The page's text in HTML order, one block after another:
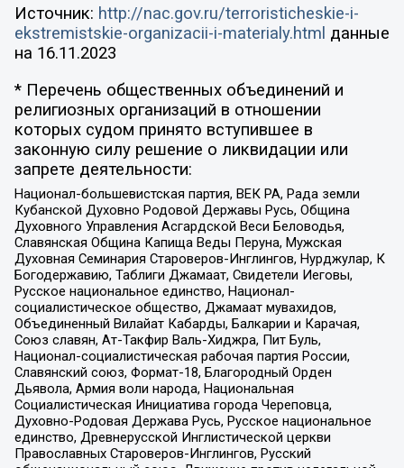
Источник: http://nac.gov.ru/terroristicheskie-i-
ekstremistskie-organizacii-i-materialy.html данные
на 16.11.2023
* Перечень общественных объединений и
религиозных организаций в отношении
которых судом принято вступившее в
законную силу решение о ликвидации или
запрете деятельности:
Национал-большевистская партия, ВЕК РА, Рада земли
Кубанской Духовно Родовой Державы Русь, Община
Духовного Управления Асгардской Веси Беловодья,
Славянская Община Капища Веды Перуна, Мужская
Духовная Семинария Староверов-Инглингов, Нурджулар, К
Богодержавию, Таблиги Джамаат, Свидетели Иеговы,
Русское национальное единство, Национал-
социалистическое общество, Джамаат мувахидов,
Объединенный Вилайат Кабарды, Балкарии и Карачая,
Союз славян, Ат-Такфир Валь-Хиджра, Пит Буль,
Национал-социалистическая рабочая партия России,
Славянский союз, Формат-18, Благородный Орден
Дьявола, Армия воли народа, Национальная
Социалистическая Инициатива города Череповца,
Духовно-Родовая Держава Русь, Русское национальное
единство, Древнерусской Инглистической церкви
Православных Староверов-Инглингов, Русский